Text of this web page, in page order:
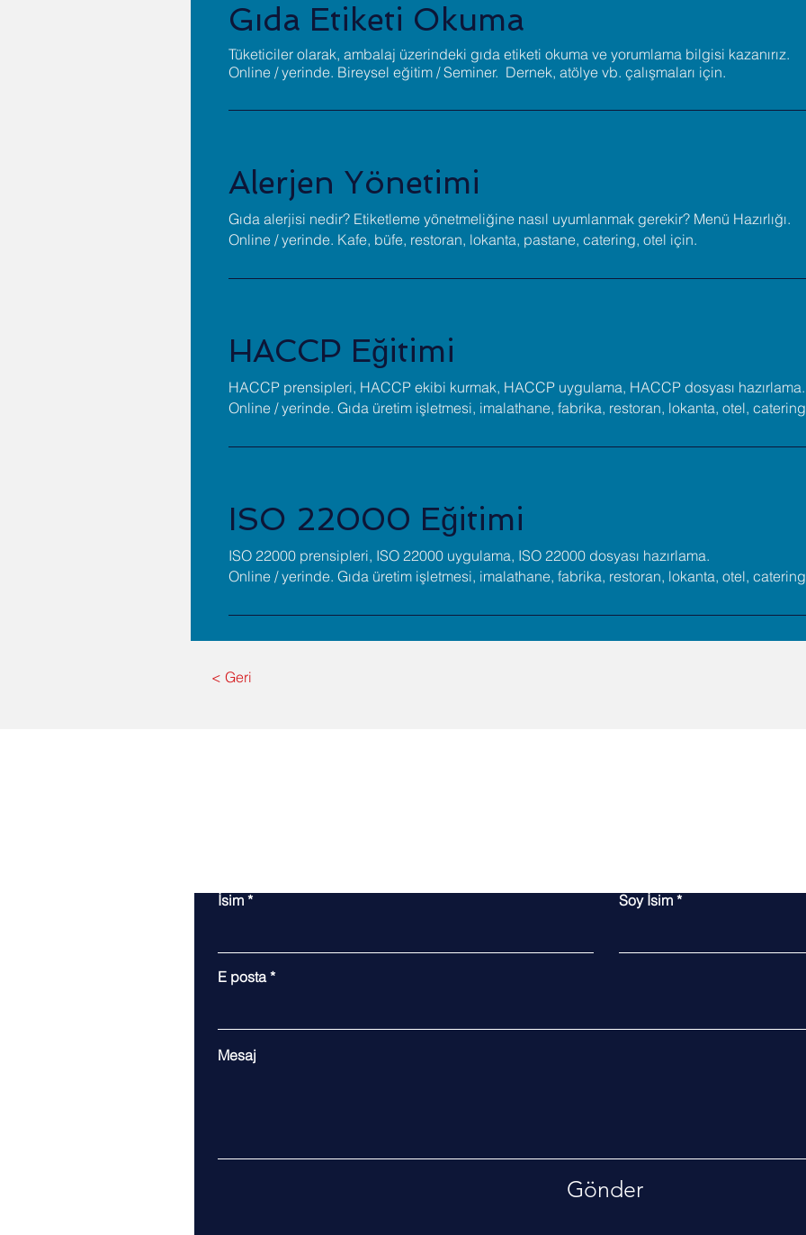
Gıda Etiketi Okuma
Tüketiciler olarak, ambalaj üzerindeki gıda etiketi okuma ve yorumlama bilgisi kazanırız.
Online / yerinde. Bireysel eğitim / Seminer. Dernek, atölye vb. çalışmaları için.
Alerjen Yönetimi
Gıda alerjisi nedir? Etiketleme yönetmeliğine nasıl uyumlanmak gerekir? Menü Hazırlığı.
Online / yerinde. Kafe, büfe, restoran, lokanta, pastane, catering, otel için.
HACCP Eğitimi
HACCP prensipleri, HACCP ekibi kurmak, HACCP uygulama, HACCP dosyası hazırlama.
Online / yerinde. Gıda üretim işletmesi, imalathane, fabrika, restoran, lokanta, otel,
ISO 22000 Eğitimi
ISO 22000 prensipleri, ISO 22000 uygulama, ISO 22000 dosyası hazırlama.
Online / yerinde. Gıda üretim işletmesi, imalathane, fabrika, restoran, lokanta, otel,
< Geri
İsim Soy İsim
E posta
Mesaj
Gönder